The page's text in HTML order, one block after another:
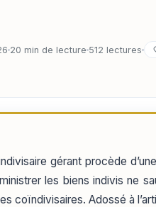
20 min de lecture 512 lectures
gérant procède
les biens indivis ne
coïndivisaires. Adossé à